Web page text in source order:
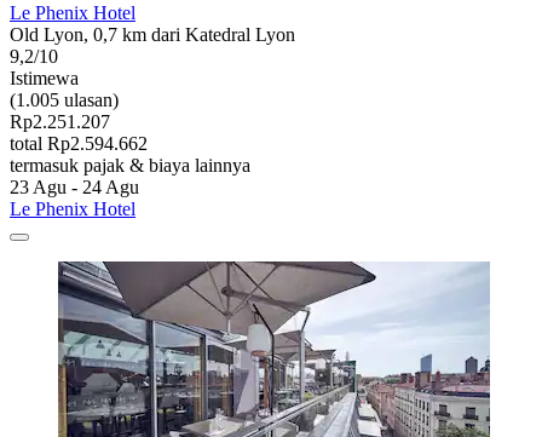
Le Phenix Hotel
Old Lyon, 0,7 km dari Katedral Lyon
9,2/10
Istimewa
(1.005 ulasan)
Rp2.251.207
total Rp2.594.662
termasuk pajak & biaya lainnya
23 Agu - 24 Agu
Le Phenix Hotel